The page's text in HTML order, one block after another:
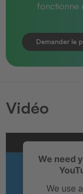
fonctionne
Demander le
Vidéo
We need
We use